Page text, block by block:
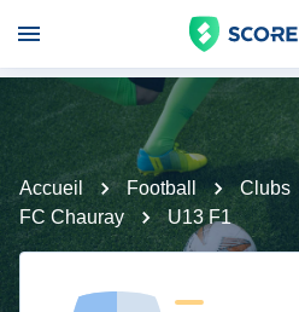
Accueil Football Clubs
FC Chauray
U13 F1